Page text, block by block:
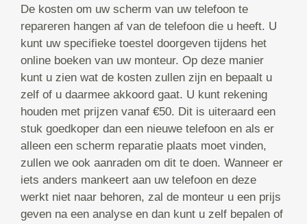
De kosten om uw scherm van uw telefoon te
repareren hangen af van de telefoon die u heeft. U
kunt uw specifieke toestel doorgeven tijdens het
online boeken van uw monteur. Op deze manier
kunt u zien wat de kosten zullen zijn en bepaalt u
zelf of u daarmee akkoord gaat. U kunt rekening
houden met prijzen vanaf €50. Dit is uiteraard een
stuk goedkoper dan een nieuwe telefoon en als er
alleen een scherm reparatie plaats moet vinden,
zullen we ook aanraden om dit te doen. Wanneer er
iets anders mankeert aan uw telefoon en deze
werkt niet naar behoren, zal de monteur u een prijs
geven na een analyse en dan kunt u zelf bepalen of